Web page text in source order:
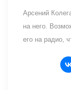
Арсений
на него.
его на радио,